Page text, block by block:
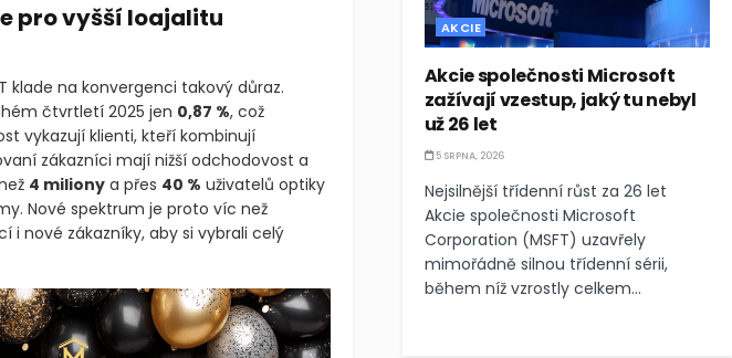
pro vyšší loajalitu
klade na konvergenci takový důraz.
čtvrtletí 2025 jen 0,87 %, což
vykazují klienti, kteří kombinují
zákazníci mají nižší odchodovost a
4 milionya přes 40 % uživatelů optiky
Nové spektrum je proto víc než
i nové zákazníky, aby si vybrali celý
AKCIE
Akcie společnosti Microsoft
zažívají vzestup, jaký tu nebyl
už 26 let
5 SRPNA, 2026
Nejsilnější třídenní růst za 26 let
Akcie společnosti Microsoft
Corporation (MSFT) uzavřely
mimořádně silnou třídenní sérii,
během níž vzrostly celkem...